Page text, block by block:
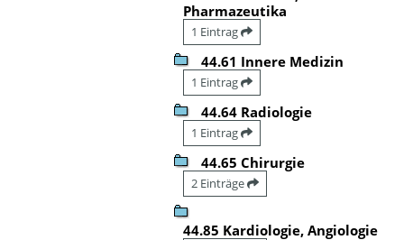
Pharmazeutika
1 Eintrag
44.61 Innere Medizin
1 Eintrag
44.64 Radiologie
1 Eintrag
44.65 Chirurgie
2 Einträge
44.85 Kardiologie, Angiologie